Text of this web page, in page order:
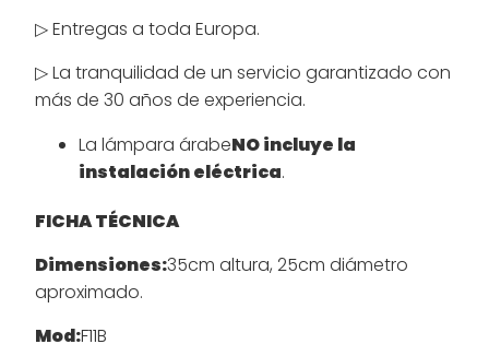
▷ Entregas a toda Europa.
▷ La tranquilidad de un servicio garantizado con
más de 30 años de experiencia.
La lámpara árabeNO incluye la
instalación eléctrica.
FICHA TÉCNICA
Dimensiones:35cm altura, 25cm diámetro
aproximado.
Mod:F11B